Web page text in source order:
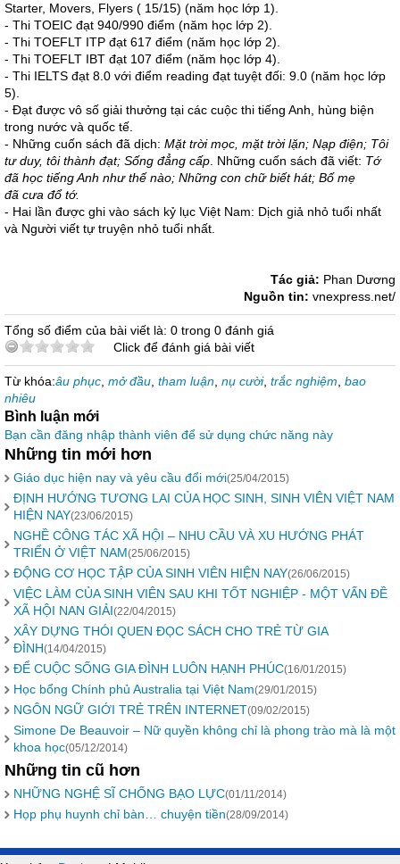
Starter, Movers, Flyers ( 15/15) (năm học lớp 1).
- Thi TOEIC đạt 940/990 điểm (năm học lớp 2).
- Thi TOEFLT ITP đạt 617 điểm (năm học lớp 2).
- Thi TOEFLT IBT đạt 107 điểm (năm học lớp 4).
- Thi IELTS đạt 8.0 với điểm reading đạt tuyệt đối: 9.0 (năm học lớp
5).
- Đạt được vô số giải thưởng tại các cuộc thi tiếng Anh, hùng biện
trong nước và quốc tế.
- Những cuốn sách đã dịch: Mặt trời mọc, mặt trời lặn; Nạp điện; Tôi
tư duy, tôi thành đạt; Sống đẳng cấp . Những cuốn sách đã viết: Tớ
đã học tiếng Anh như thế nào; Những con chữ biết hát; Bố mẹ
đã cưa đổ tớ.
- Hai lần được ghi vào sách kỷ lục Việt Nam: Dịch giả nhỏ tuổi nhất
và Người viết tự truyện nhỏ tuổi nhất.
Tác giả: Phan Dương
Nguồn tin: vnexpress.net/
Tổng số điểm của bài viết là: 0 trong 0 đánh giá
Click để đánh giá bài viết
Từ khóa:âu phục mở đầu tham luận nụ cười, trắc nghiệm bao
nhiêu
Bình luận mới
Bạn cần đăng nhập thành viên để sử dụng chức năng này
Những tin mới hơn
Giáo dục hiện nay và yêu cầu đổi mới(25/04/2015)
ĐỊNH HƯỚNG TƯƠNG LAI CỦA HỌC SINH, SINH VIÊN VIỆT NAM
HIỆN NAY(23/06/2015)
NGHỀ CÔNG TÁC XÃ HỘI – NHU CẦU VÀ XU HƯỚNG PHÁT
TRIỂN Ở VIỆT NAM(25/06/2015)
ĐỘNG CƠ HỌC TẬP CỦA SINH VIÊN HIỆN NAY(26/06/2015)
VIỆC LÀM CỦA SINH VIÊN SAU KHI TỐT NGHIỆP - MỘT VẤN ĐỀ
XÃ HỘI NAN GIẢI(22/04/2015)
XÂY DỰNG THÓI QUEN ĐỌC SÁCH CHO TRẺ TỪ GIA
ĐÌNH(14/04/2015)
ĐỂ CUỘC SỐNG GIA ĐÌNH LUÔN HẠNH PHÚC(16/01/2015)
Học bổng Chính phủ Australia tại Việt Nam(29/01/2015)
NGÔN NGỮ GIỚI TRẺ TRÊN INTERNET(09/02/2015)
Simone De Beauvoir – Nữ quyền không chỉ là phong trào mà là một
khoa học(05/12/2014)
Những tin cũ hơn
NHỮNG NGHỆ SĨ CHỐNG BẠO LỰC(01/11/2014)
Họp phụ huynh chỉ bàn… chuyện tiền(28/09/2014)